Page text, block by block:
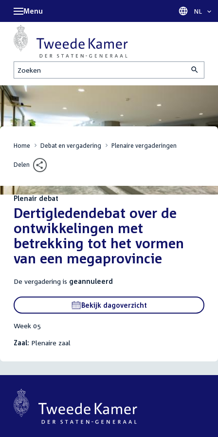
Zoeken
Menu Taal
NL
Home Debat en vergadering Plenaire vergaderingen
Delen
Plenair debat
:Dertigledendebat over de
ontwikkelingen met
betrekking tot het vormen
van een megaprovincie
De vergadering is geannuleerd
Bekijk dagoverzicht
Week 05
Zaal: Plenaire zaal